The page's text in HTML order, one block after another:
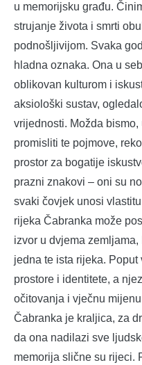
u memorijsku građu.
strujanje života i smrti
podnošljivijom. Svaka
hladna oznaka. Ona u
oblikovan kulturom i
aksiološki sustav,
vrijednosti. Možda
promisliti te pojmove,
prostor za bogatije
prazni znakovi – oni su
svaki čovjek unosi
rijeka Čabranka može
izvor u dvjema
jedna te ista rijeka.
prostore i identitete, a
očitovanja i vječnu
Čabranka je kraljica, za
da ona nadilazi sve
memorija slične su rijeci.